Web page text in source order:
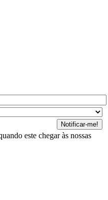
este chegar às nossas